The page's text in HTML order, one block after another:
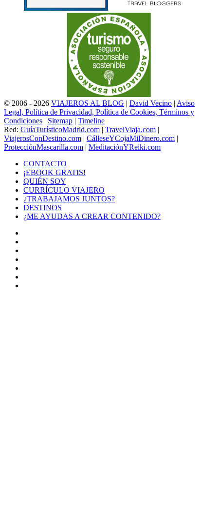
© 2006 - 2026 VIAJEROS AL BLOG | David Vecino | Aviso
Legal, Política de Privacidad, Política de Cookies, Términos y
Condiciones | Sitemap | Timeline
Red: GuíaTurísticoMadrid.com | TravelViaja.com |
ViajerosConDestino.com | CálleseYCojaMiDinero.com |
ProtecciónMascarilla.com | MeditaciónYReiki.com
CONTACTO
¡EBOOK GRATIS!
QUIÉN SOY
CURRÍCULO VIAJERO
¿TRABAJAMOS JUNTOS?
DESTINOS
¿ME AYUDAS A CREAR CONTENIDO?